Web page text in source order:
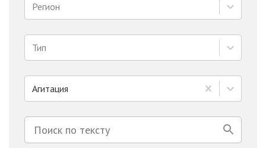
Регион
Тип
Агитация